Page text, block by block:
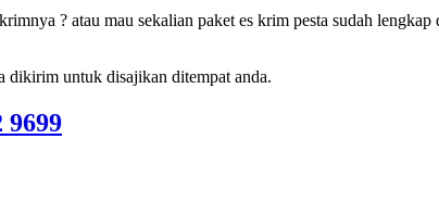
? atau mau sekalian paket es krim pesta sudah
dikirim untuk disajikan ditempat anda.
9699